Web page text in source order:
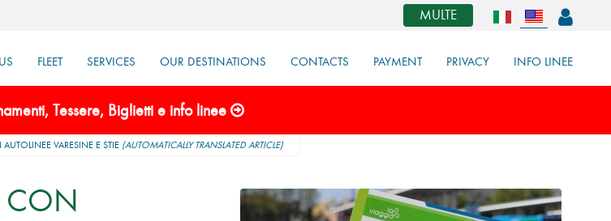
MULTE
FLEET SERVICES OUR DESTINATIONS CONTACTS PAYMENT PRIVACY INFO LINEE
Tessere, Biglietti e info linee
VARESINE E STIE (AUTOMATICALLY TRANSLATED ARTICLE)
CON